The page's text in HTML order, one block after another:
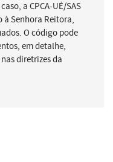
a CPCA-UÉ/SAS
à Senhora Reitora,
O código pode
em detalhe,
diretrizes da